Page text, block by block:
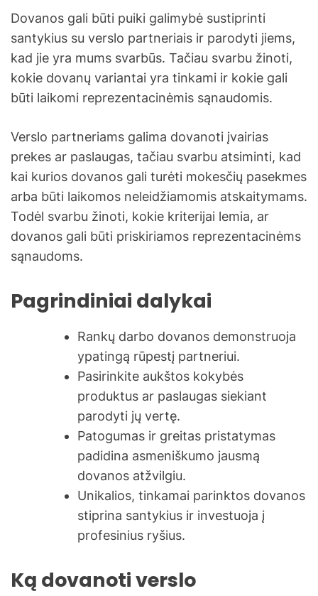
Dovanos gali būti puiki galimybė sustiprinti
santykius su verslo partneriais ir parodyti jiems,
kad jie yra mums svarbūs. Tačiau svarbu žinoti,
kokie dovanų variantai yra tinkami ir kokie gali
būti laikomi reprezentacinėmis sąnaudomis.
Verslo partneriams galima dovanoti įvairias
prekes ar paslaugas, tačiau svarbu atsiminti, kad
kai kurios dovanos gali turėti mokesčių pasekmes
arba būti laikomos neleidžiamomis atskaitymams.
Todėl svarbu žinoti, kokie kriterijai lemia, ar
dovanos gali būti priskiriamos reprezentacinėms
sąnaudoms.
Pagrindiniai dalykai
Rankų darbo dovanos demonstruoja
ypatingą rūpestį partneriui.
Pasirinkite aukštos kokybės
produktus ar paslaugas siekiant
parodyti jų vertę.
Patogumas ir greitas pristatymas
padidina asmeniškumo jausmą
dovanos atžvilgiu.
Unikalios, tinkamai parinktos dovanos
stiprina santykius ir investuoja į
profesinius ryšius.
Ką dovanoti verslo